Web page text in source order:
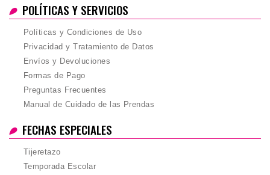
POLÍTICAS Y SERVICIOS
Políticas y Condiciones de Uso
Privacidad y Tratamiento de Datos
Envíos y Devoluciones
Formas de Pago
Preguntas Frecuentes
Manual de Cuidado de las Prendas
FECHAS ESPECIALES
Tijeretazo
Temporada Escolar